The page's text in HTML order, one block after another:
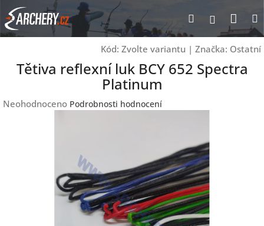
Přejít
na
obsah
Hledat
Kód: Zvolte variantu | Značka: Ostatní
Tětiva reflexní luk BCY 652 Spectra
Platinum
Průměrné
Neohodnoceno Podrobnosti hodnocení